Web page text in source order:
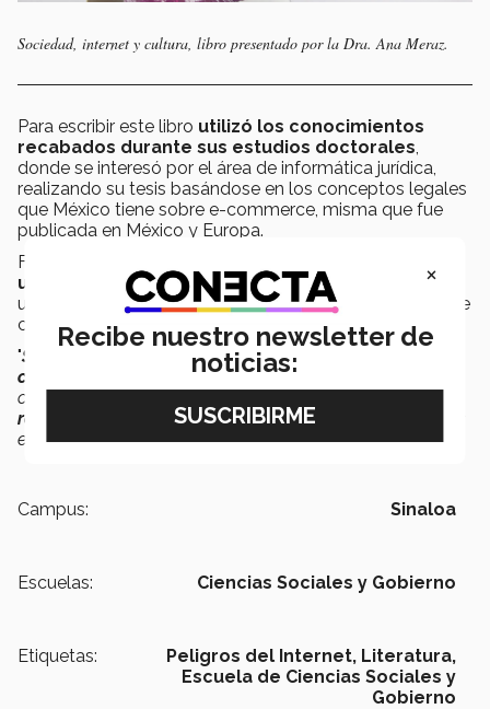
Sociedad, internet y cultura, libro presentado por la Dra. Ana Meraz.
Para escribir este libro utilizó los conocimientos
recabados durante sus estudios doctorales,
donde se interesó por el área de informática jurídica,
realizando su tesis basándose en los conceptos legales
que México tiene sobre e-commerce, misma que fue
publicada en México y Europa.
Finalmente,
un instrumento que es vulnerable, e invitó a los
usuarios a ponerse límites respecto a la información que
comparten.
"Se debe saber distinguir hasta donde podemos
compartir información confidencial
cuestiones privadas, familiares, y
repercusiones que puedes teneral subirlas o colocarlas
en un medio masivo como internet"
Campus: Sinaloa
Escuelas: Ciencias Sociales y Gobierno
Etiquetas: Peligros del Internet, Literatura,
Escuela de Ciencias Sociales y
Gobierno
×
Recibe nuestro newsletter de
noticias: